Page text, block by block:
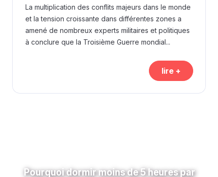
La multiplication des conflits majeurs dans le monde
et la tension croissante dans différentes zones a
amené de nombreux experts militaires et politiques
à conclure que la Troisième Guerre mondial...
lire +
Pourquoi dormir moins de 5 heures par